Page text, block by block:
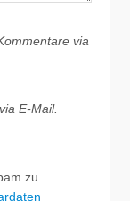
via
E-Mail.
zu